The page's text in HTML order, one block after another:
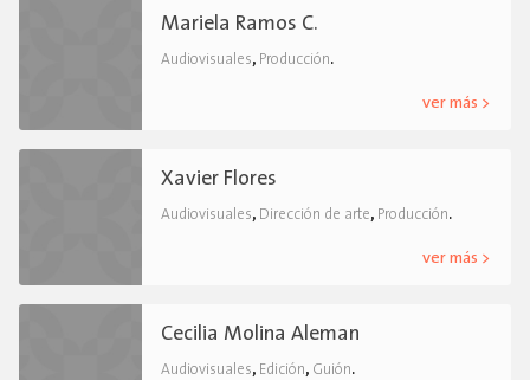
Mariela Ramos C.
Audiovisuales, Producción.
ver más >
Xavier Flores
Audiovisuales, Dirección de arte, Producción.
ver más >
Cecilia Molina Aleman
Audiovisuales, Edición, Guión.